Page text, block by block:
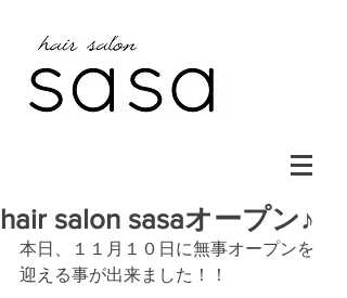
hair salon sasaオープン♪
本日、１１月１０日に無事オープンを
迎える事が出来ました！！